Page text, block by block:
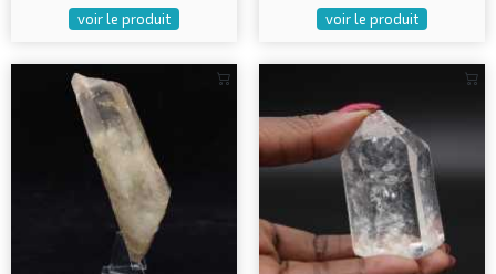
voir le produit voir le produit